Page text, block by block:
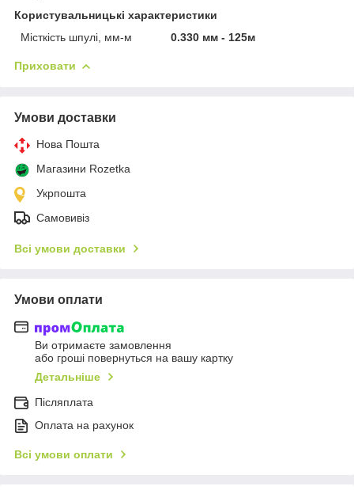
Користувальницькі характеристики
Місткість шпулі, мм-м
0.330 мм - 125м
Приховати
Умови доставки
Нова Пошта
Магазини Rozetka
Укрпошта
Самовивіз
Всі умови доставки
Умови оплати
Ви отримаєте замовлення
або гроші повернуться на вашу картку
Детальніше
Післяплата
Оплата на рахунок
Всі умови оплати